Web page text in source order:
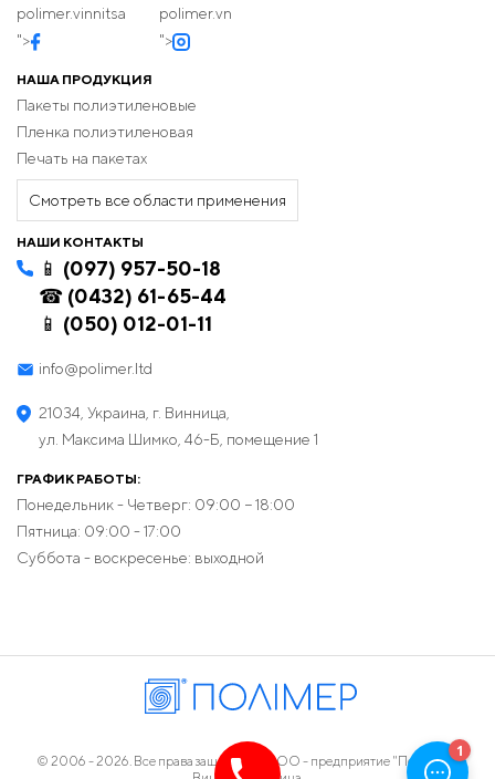
polimer.vinnitsa
">
polimer.vn
">
НАША ПРОДУКЦИЯ
Пакеты полиэтиленовые
Пленка полиэтиленовая
Печать на пакетах
Смотреть все области применения
НАШИ КОНТАКТЫ
📱 (097) 957-50-18
☎ (0432) 61-65-44
📱 (050) 012-01-11
info@polimer.ltd
21034, Украина, г. Винница,
ул. Максима Шимко, 46-Б, помещение 1
ГРАФИК РАБОТЫ:
Понедельник - Четверг: 09:00 − 18:00
Пятница: 09:00 - 17:00
Суббота - воскресенье: выходной
© 2006 - 2026. Все права защищены. ООО - предприятие "Полимер",